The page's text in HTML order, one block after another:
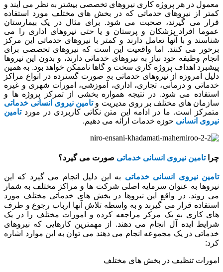
معمول در هر پروژه کاری نیروهای تخصصی بیشتر به نظر می آیند و
کمتر از نیروهای خدماتی که در بخش های مختلف مورد استفاده
قرار می گیرند، صحبت می شود. برای مثال در یک بیمارستان
عموما افراد پزشکان و پرستان و یا حتی نیروهای اداری را می
شناسند و با آنها تعامل دارند و کمتر با نیروهای خدماتی این مرکز
برخور می کنند. اما واقعیت این است که نیروهای تخصصی برای
انجام وظیفه خود نیاز به نیروهای خدماتی دارند، و بدون این نیروها
پیشبرد اهداف پروژه کاری سخت و گاها ناممکن خواهد بود. به همین
دلیل امروزه از نیروهای خدماتی به صورت گسترده در انواع مراکز
خدماتی و درمانی، تجاری، اداری، آموزشی، امورات شهری و غیره
استفاده می شود. در نتیجه همواره بخشی از تمرکز پروژه ها و
سازمان های مختلف بر روی مدیریت وتامین نیروی انسانی خدماتی
متمرکز است. ما در ادامه این متن نکاتی کاربردی در موردتامین
نیروی انسانی حوزه خدمات ارائه می دهیم.
چراتامین نیروی انسانی خدماتی صورت می گیرد؟
تامین نیروی انسانی خدماتی به این دلیل انجام می گیرد که این
نیروها به عنوان سرمایه اصلی شرکت ها و مراکز مختلف به شمار
می روند. در واقع این نیروها در بخش های خدماتی مختلف مورد
استفاده قرار می گیرند و به واسطه تلاش آنها ارباب رجوع و طرف
های کاری به یک مرکز مراجعه کرده و امورات مختلف را در یک
شرایط ایده آل انجام می دهند. از مهمترین کارهایی که نیروهای
خدماتی در یک مجموعه انجام می دهند می توان به این موارد اشاره
کرد:
امورات تنظیف در بخش های مختلف